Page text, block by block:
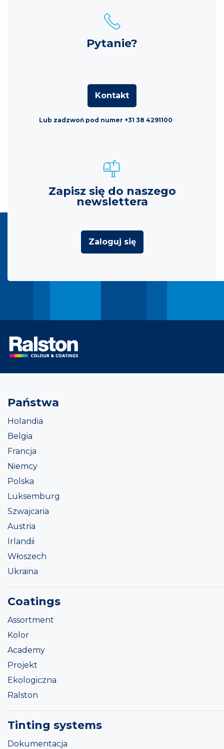
Pytanie?
Kontakt
Lub zadzwoń pod numer +31 38 4291100
Zapisz się do naszego
newslettera
Zaloguj się
Państwa
Holandia
Belgia
Francja
Niemcy
Polska
Luksemburg
Szwajcaria
Austria
Irlandii
Włoszech
Ukraina
Coatings
Assortment
Kolor
Academy
Projekt
Ekologiczna
Ralston
Tinting systems
Dokumentacja